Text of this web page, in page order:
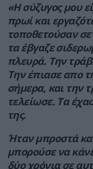
«Η σύζυγος μου
πρωί και
τοποθετούσαν
τα έβγαζε
πλευρά. Την
Την έπιασε απο
σήμερα, και την
τελείωσε. Τα
της.
Ήταν μπροστά
μπορούσε να
δύο χρόνια σε